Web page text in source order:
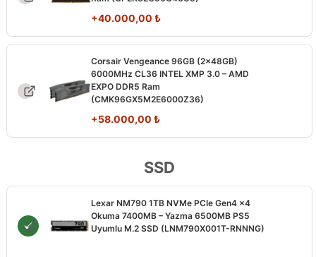
+40.000,00 ₺
Corsair Vengeance 96GB (2x48GB)
6000MHz CL36 INTEL XMP 3.0 – AMD
EXPO DDR5 Ram
(CMK96GX5M2E6000Z36)
+58.000,00 ₺
SSD
Lexar NM790 1TB NVMe PCIe Gen4 x4
Okuma 7400MB – Yazma 6500MB PS5
Uyumlu M.2 SSD (LNM790X001T-RNNNG)